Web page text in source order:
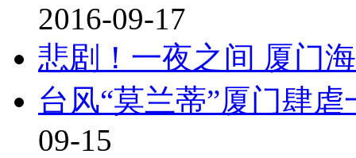
2016-09-17
悲剧！一夜之间 厦门
台风“莫兰蒂”厦门肆
09-15